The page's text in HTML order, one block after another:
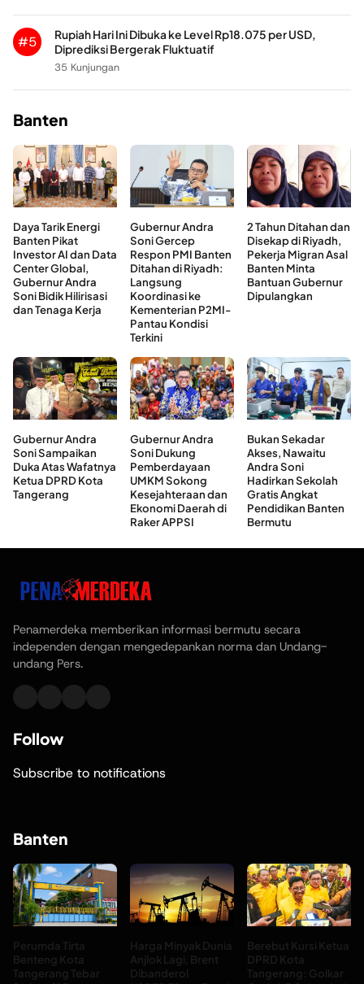
#5
Rupiah Hari Ini Dibuka ke Level Rp18.075 per USD,
Diprediksi Bergerak Fluktuatif
35 Kunjungan
Banten
Daya Tarik Energi
Banten Pikat
Investor AI dan Data
Center Global,
Gubernur Andra
Soni Bidik Hilirisasi
dan Tenaga Kerja
Gubernur Andra
Soni Gercep
Respon PMI Banten
Ditahan di Riyadh:
Langsung
Koordinasi ke
Kementerian P2MI-
Pantau Kondisi
Terkini
2 Tahun Ditahan dan
Disekap di Riyadh,
Pekerja Migran Asal
Banten Minta
Bantuan Gubernur
Dipulangkan
Gubernur Andra
Soni Sampaikan
Duka Atas Wafatnya
Ketua DPRD Kota
Tangerang
Gubernur Andra
Soni Dukung
Pemberdayaan
UMKM Sokong
Kesejahteraan dan
Ekonomi Daerah di
Raker APPSI
Bukan Sekadar
Akses, Nawaitu
Andra Soni
Hadirkan Sekolah
Gratis Angkat
Pendidikan Banten
Bermutu
Penamerdeka memberikan informasi bermutu secara
independen dengan mengedepankan norma dan Undang-
undang Pers.
Follow
Subscribe to notifications
Banten
Perumda Tirta
Benteng Kota
Tangerang Tebar
Harga Minyak Dunia
Anjlok Lagi, Brent
Dibanderol
Berebut Kursi Ketua
DPRD Kota
Tangerang: Golkar